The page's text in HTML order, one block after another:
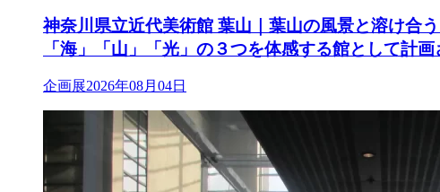
神奈川県立近代美術館 葉山｜葉山の風景と溶け合
「海」「山」「光」の３つを体感する館として計
企画展2026年08月04日